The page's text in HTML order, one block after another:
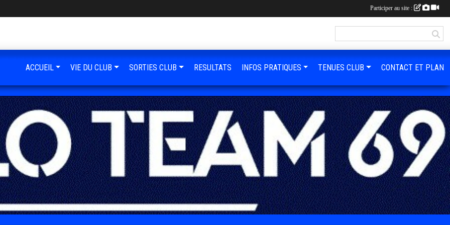
ACCUEIL VIE DU CLUB SORTIES CLUB RESULTATS INFOS PRATIQUES TENUES CLUB CONTACT ET PLAN
Participer au site :